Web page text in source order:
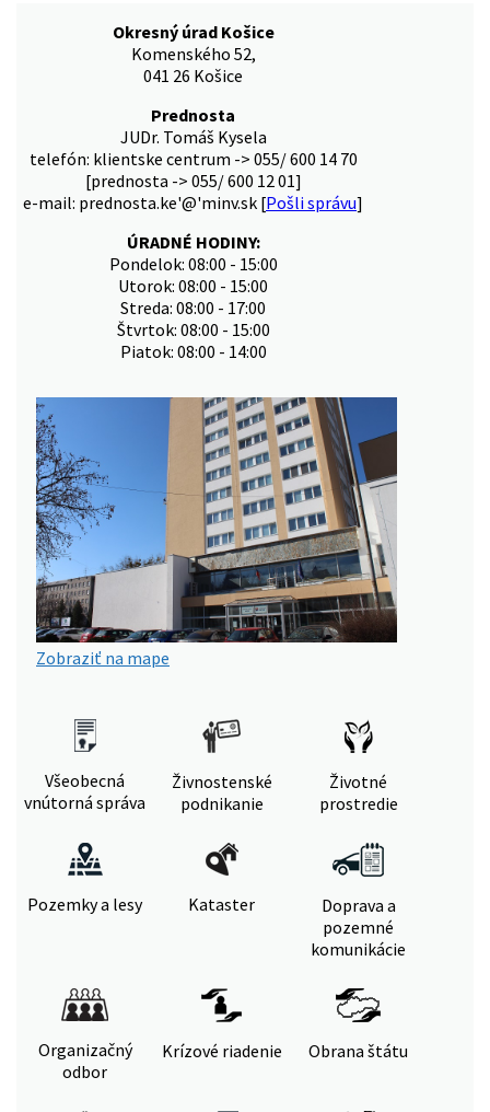
Okresný úrad Košice
Komenského 52,
041 26 Košice
Prednosta
JUDr. Tomáš Kysela
telefón: klientske centrum -> 055/ 600 14 70
[prednosta -> 055/ 600 12 01]
e-mail: prednosta.ke'@'minv.sk [Pošli správu]
ÚRADNÉ HODINY:
Pondelok: 08:00 - 15:00
Utorok: 08:00 - 15:00
Streda: 08:00 - 17:00
Štvrtok: 08:00 - 15:00
Piatok: 08:00 - 14:00
Zobraziť na mape
Všeobecná
vnútorná správa
Živnostenské
podnikanie
Životné
prostredie
Pozemky a lesy Kataster
Doprava a
pozemné
komunikácie
Organizačný
odbor
Krízové riadenie Obrana štátu